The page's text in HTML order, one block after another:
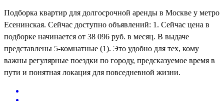
Подборка квартир для долгосрочной аренды в Москве у метро
Есенинская. Сейчас доступно объявлений: 1. Сейчас цена в
подборке начинается от 38 096 руб. в месяц. В выдаче
представлены 5-комнатные (1). Это удобно для тех, кому
важны регулярные поездки по городу, предсказуемое время в
пути и понятная локация для повседневной жизни.